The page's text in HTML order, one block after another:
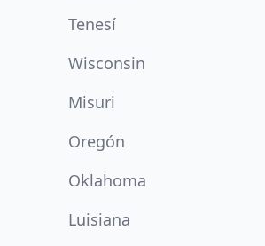
Tenesí
Wisconsin
Misuri
Oregón
Oklahoma
Luisiana